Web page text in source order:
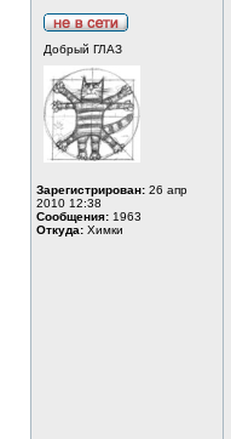
Добрый ГЛАЗ
Зарегистрирован: 26 апр
2010 12:38
Сообщения: 1963
Откуда: Химки